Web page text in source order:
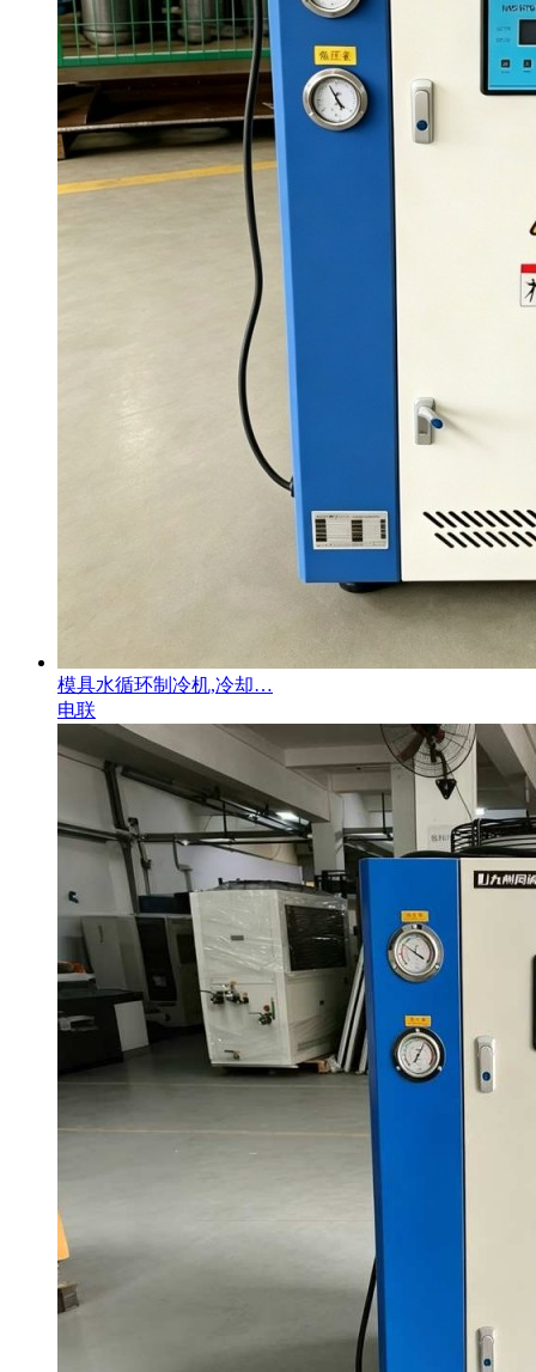
模具水循环制冷机,冷却…
电联